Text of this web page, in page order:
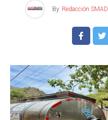
By Redacción SMAD